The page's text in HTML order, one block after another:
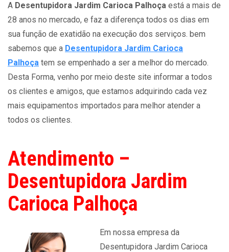
A Desentupidora Jardim Carioca Palhoça está a mais de
28 anos no mercado, e faz a diferença todos os dias em
sua função de exatidão na execução dos serviços. bem
sabemos que a Desentupidora Jardim Carioca
Palhoça tem se empenhado a ser a melhor do mercado.
Desta Forma, venho por meio deste site informar a todos
os clientes e amigos, que estamos adquirindo cada vez
mais equipamentos importados para melhor atender a
todos os clientes.
Atendimento –
Desentupidora Jardim
Carioca Palhoça
Em nossa empresa da
Desentupidora Jardim Carioca